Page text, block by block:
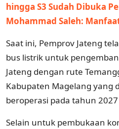
hingga S3 Sudah Dibuka
Mohammad Saleh:
Saat ini, Pemprov Jateng
bus listrik untuk
Jateng dengan rute
Kabupaten Magelang yang
beroperasi pada tahun
Selain untuk pembukaan